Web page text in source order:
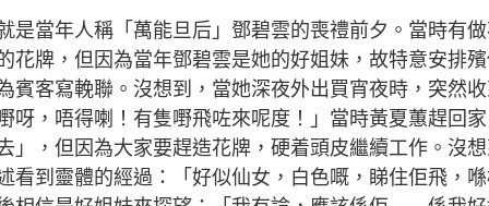
是當年人稱「萬能旦后」鄧碧雲的喪禮前夕。當時有
花牌，但因為當年鄧碧雲是她的好姐妹，故特意安排
賓客寫輓聯。沒想到，當她深夜外出買宵夜時，突然
呀，唔得喇！有隻嘢飛咗來呢度！」當時黃夏蕙趕回
」，但因為大家要趕造花牌，硬着頭皮繼續工作。沒
看到靈體的經過：「好似仙女，白色嘅，睇住佢飛，